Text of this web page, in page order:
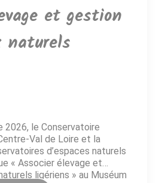
la préservation de la
s’articulera autour du […]
et gestion
naturels
le Conservatoire
Val de Loire et la
d’espaces naturels
« Associer élevage et
ligériens » au Muséum